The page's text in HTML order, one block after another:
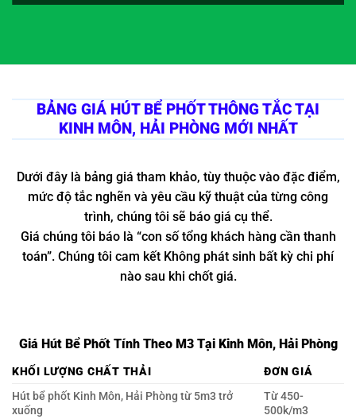
BẢNG GIÁ HÚT BỂ PHỐT THÔNG TẮC TẠI
KINH MÔN, HẢI PHÒNG MỚI NHẤT
Dưới đây là bảng giá tham khảo, tùy thuộc vào đặc điểm,
mức độ tắc nghẽn và yêu cầu kỹ thuật của từng công
trình, chúng tôi sẽ báo giá cụ thể.
Giá chúng tôi báo là “con số tổng khách hàng cần thanh
toán”. Chúng tôi cam kết Không phát sinh bất kỳ chi phí
nào sau khi chốt giá.
Giá Hút Bể Phốt Tính Theo M3 Tại Kinh Môn, Hải Phòng
KHỐI LƯỢNG CHẤT THẢI
ĐƠN GIÁ
Hút bể phốt Kinh Môn, Hải Phòng từ 5m3 trở
xuống
Từ 450-
500k/m3